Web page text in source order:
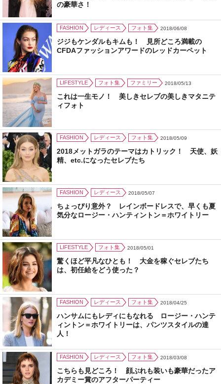
の豪華さ！
FASHION レディース フォト集 2018/06/08
ジジもケンダルもキムも！ 見所どころ満載の
CFDAファッションアワードのレッドカーペット
LIFESTYLE フォト集 ファミリー 2018/05/13
これは一生モノ！ 美しきセレブの美しきマタニテ
ィフォト
FASHION レディース フォト集 2018/05/09
2018メットガラのテーマはカトリック！ 天使、妖
精、etc.になったセレブたち
FASHION レディース 2018/05/07
ちょっぴり意外？ レインボードレスで、早くも夏
気分なロージー・ハンティントン＝ホワイトリー
LIFESTYLE フォト集 2018/05/01
驚くほど平凡なひとも！ 大金を稼ぐセレブたち
は、初任給をどう使った？
FASHION レディース フォト集 2018/04/25
ハンサムにもレディにもなれる ロージー・ハンテ
ィントン＝ホワイトリーは、パンツスタイルの達
人！
FASHION レディース フォト集 2018/03/08
こちらも見どころ！ 顔ぶれも装いも豪華だったア
カデミー賞のアフターパーティー